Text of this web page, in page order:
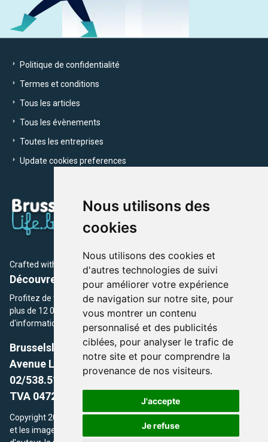
Nous utilisons des
cookies
Nous utilisons des cookies et
d'autres technologies de suivi
pour améliorer votre expérience
de navigation sur notre site, pour
vous montrer un contenu
personnalisé et des publicités
ciblées, pour analyser le trafic de
notre site et pour comprendre la
provenance de nos visiteurs.
J'accepte
Je refuse
Politique de confidentialité
Termes et conditions
Tous les articles
Tous les évènements
Toutes les entreprises
Update cookies preferences
Crafted with by Brusselslife Team
Découvrez plus de 12 000 adresses et événements
Profitez de toutes les sections de BrusselsLife.be et découvrez
plus de 12 000 adresses et un grand choix d'événements,
d'informations et de conseils et astuces de notre écriture.
Brusselslife.be
Avenue Louise, 500 -1050 Ixelles, Brussels,
02/538.51.49.
TVA 0472.281.221
Copyright 2026 © Brusselslife.be Tous droits réservés. Le contenu
et les images utilisés sur ce site sont protégés par le droit